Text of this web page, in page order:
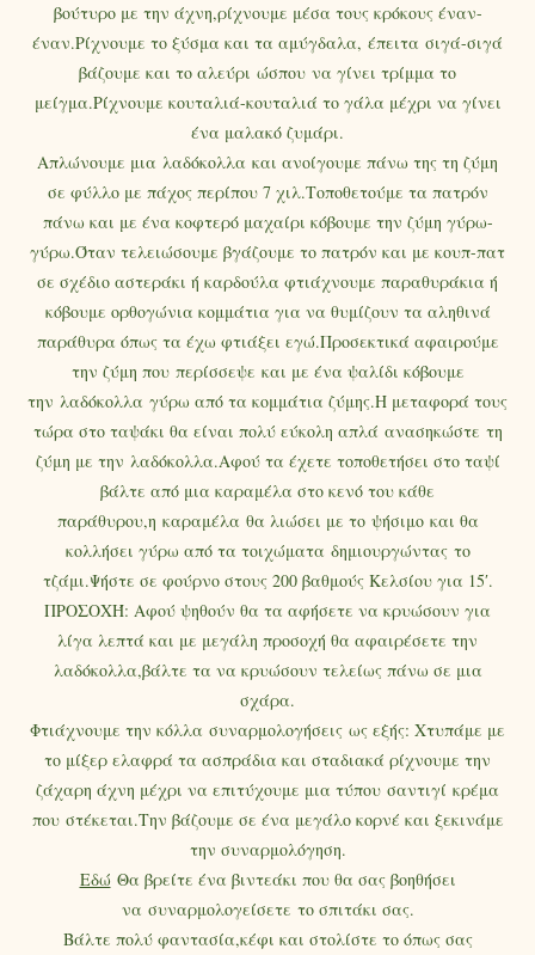
βούτυρο με την άχνη,ρίχνουμε μέσα τους κρόκους έναν-
έναν.Ρίχνουμε το ξύσμα και τα αμύγδαλα, έπειτα σιγά-σιγά
βάζουμε και το αλεύρι ώσπου να γίνει τρίμμα το
μείγμα.Ρίχνουμε κουταλιά-κουταλιά το γάλα μέχρι να γίνει
ένα μαλακό ζυμάρι.
Απλώνουμε μια λαδόκολλα και ανοίγουμε πάνω της τη ζύμη
σε φύλλο με πάχος περίπου 7 χιλ.Τοποθετούμε τα πατρόν
πάνω και με ένα κοφτερό μαχαίρι κόβουμε την ζύμη γύρω-
γύρω.Όταν τελειώσουμε βγάζουμε το πατρόν και με κουπ-πατ
σε σχέδιο αστεράκι ή καρδούλα φτιάχνουμε παραθυράκια ή
κόβουμε ορθογώνια κομμάτια για να θυμίζουν τα αληθινά
παράθυρα όπως τα έχω φτιάξει εγώ.Προσεκτικά αφαιρούμε
την ζύμη που περίσσεψε και με ένα ψαλίδι κόβουμε
την λαδόκολλα γύρω από τα κομμάτια ζύμης.Η μεταφορά τους
τώρα στο ταψάκι θα είναι πολύ εύκολη απλά ανασηκώστε τη
ζύμη με την λαδόκολλα.Αφού τα έχετε τοποθετήσει στο ταψί
βάλτε από μια καραμέλα στο κενό του κάθε
παράθυρου,η καραμέλα θα λιώσει με το ψήσιμο και θα
κολλήσει γύρω από τα τοιχώματα δημιουργώντας το
τζάμι.Ψήστε σε φούρνο στους 200 βαθμούς Κελσίου για 15′.
ΠΡΟΣΟΧΉ: Αφού ψηθούν θα τα αφήσετε να κρυώσουν για
λίγα λεπτά και με μεγάλη προσοχή θα αφαιρέσετε την
λαδόκολλα,βάλτε τα να κρυώσουν τελείως πάνω σε μια
σχάρα.
Φτιάχνουμε την κόλλα συναρμολογήσεις ως εξής: Χτυπάμε με
το μίξερ ελαφρά τα ασπράδια και σταδιακά ρίχνουμε την
ζάχαρη άχνη μέχρι να επιτύχουμε μια τύπου σαντιγί κρέμα
που στέκεται.Την βάζουμε σε ένα μεγάλο κορνέ και ξεκινάμε
την συναρμολόγηση.
Εδώ Θα βρείτε ένα βιντεάκι που θα σας βοηθήσει
να συναρμολογείσετε το σπιτάκι σας.
Βάλτε πολύ φαντασία,κέφι και στολίστε το όπως σας